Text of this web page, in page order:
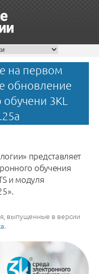
+7 495 229-30-72
на первом
обновление
3KL
представляет
обучения
и модуля
выпущенные в версии
.